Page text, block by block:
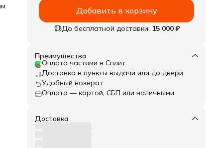
Добавить в корзину
До бесплатной доставки: 15 000 ₽
Преимущества
Оплата частями в Сплит
Доставка в пункты выдачи или до двери
Удобный возврат
Оплата — картой, СБП или наличными
Доставка